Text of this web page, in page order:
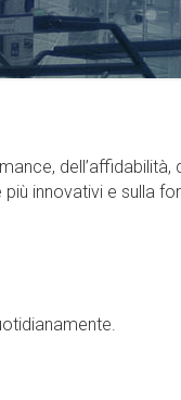
innovativi e sulla